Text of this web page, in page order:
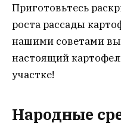
Приготовьтесь
роста рассады
нашими советами
настоящий
участке!
Народные